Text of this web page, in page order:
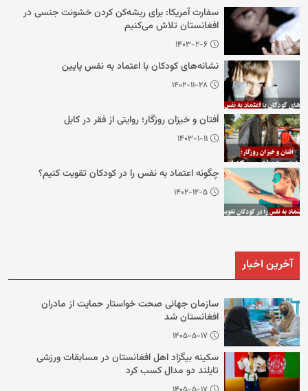
سفارت آمریکا: برای ریشه‌کن کردن خشونت جنسی در
افغانستان تلاش می‌کنیم
۱۴۰۳-۲-۶
نشانه‌های کودکان با اعتماد به نفس پایین
۱۴۰۲-۱۱-۲۸
اُفتان و خیزان روزگار؛ روایتی از فقر در کابل
۱۴۰۳-۱-۱۱
چگونه اعتماد به نفس را در کودکان تقویت کنیم؟
۱۴۰۲-۱۲-۵
آخرین اخبار
سازمان جهانی صحت خواستار حمایت از مادران
افغانستان شد
۱۴۰۵-۵-۱۷
سکینه بیگزاد اهل افغانستان در مسابقات ورزشی
تایلند دو مدال کسب کرد